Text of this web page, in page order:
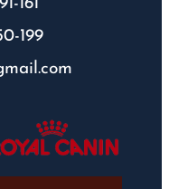
161
199